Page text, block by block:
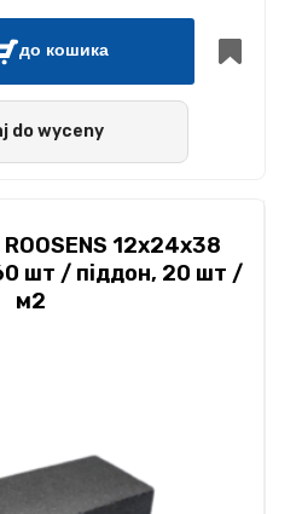
до кошика
do wyceny
12x24x38
шт / піддон, 20 шт /
м2